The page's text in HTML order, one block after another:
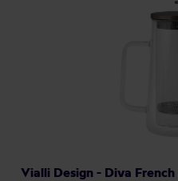
Vialli Design - Diva